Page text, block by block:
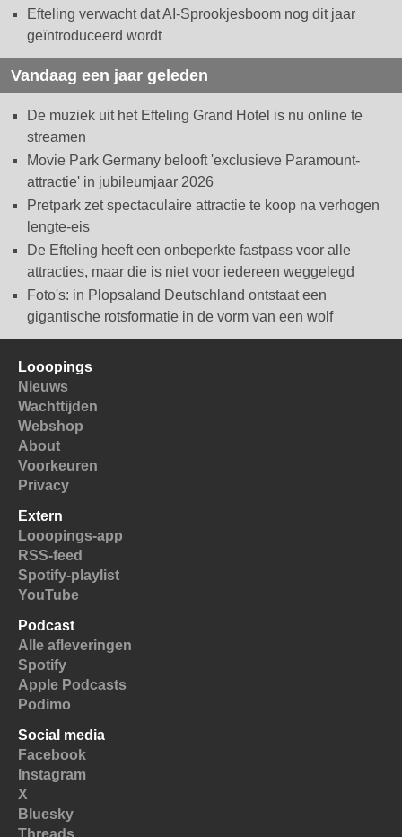
Efteling verwacht dat AI-Sprookjesboom nog dit jaar
geïntroduceerd wordt
Vandaag een jaar geleden
De muziek uit het Efteling Grand Hotel is nu online te
streamen
Movie Park Germany belooft 'exclusieve Paramount-
attractie' in jubileumjaar 2026
Pretpark zet spectaculaire attractie te koop na verhogen
lengte-eis
De Efteling heeft een onbeperkte fastpass voor alle
attracties, maar die is niet voor iedereen weggelegd
Foto's: in Plopsaland Deutschland ontstaat een
gigantische rotsformatie in de vorm van een wolf
Looopings
Nieuws
Wachttijden
Webshop
About
Voorkeuren
Privacy
Extern
Looopings-app
RSS-feed
Spotify-playlist
YouTube
Podcast
Alle afleveringen
Spotify
Apple Podcasts
Podimo
Social media
Facebook
Instagram
X
Bluesky